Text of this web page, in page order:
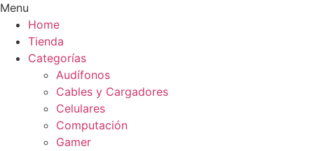
Menu
Home
Tienda
Categorías
Audífonos
Cables y Cargadores
Celulares
Computación
Gamer